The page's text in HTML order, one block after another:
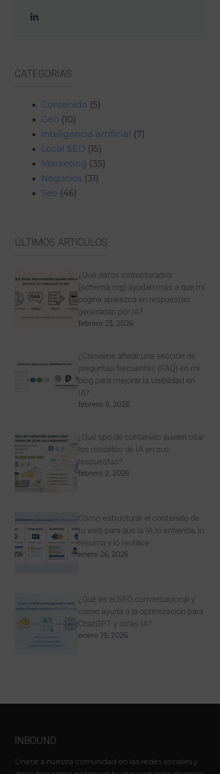
CATEGORIAS
Contenido (5)
Geo (10)
Inteligencia artificial
(7)
Local SEO (15)
Marketing (35)
Negocios (31)
Seo (46)
ÚLTIMOS ARTICULOS
¿Qué datos estructurados
(schema.org) ayudan más a que mi
página aparezca en respuestas
generadas por IA?
febrero 23, 2026
¿Conviene añadir una sección de
preguntas frecuentes (FAQ) en mi
blog para mejorar la visibilidad en
IA?
febrero 9, 2026
¿Qué tipo de contenido suelen citar
los modelos de IA en sus
respuestas?
febrero 2, 2026
Cómo estructurar el contenido de
tu web para que la IA lo entienda, lo
resuma y lo reutilice
enero 26, 2026
¿Qué es el SEO conversacional y
cómo ayuda a la optimización para
ChatGPT y otras IA?
enero 19, 2026
INBOUND
Únete a nuestra comunidad en las redes sociales y